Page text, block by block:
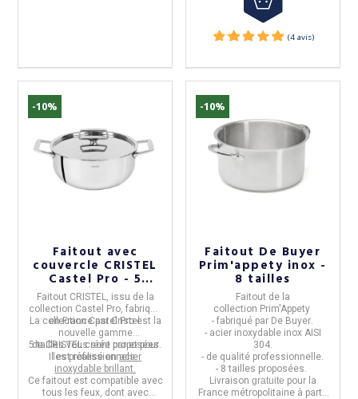
-10%
Faitout avec
couvercle CRISTEL
Castel Pro - 5
tailles
Faitout CRISTEL, issu de la
collection Castel Pro, fabriqué
enFranceparCristel.
La collection Castel Pro est la
nouvelle gamme
deCRISTELcréée par et pour
les professionnels.
5 tailles vous sont proposées.
Il est réalisé enacier
inoxydable brillant.
Ce faitout est compatible avec
tous les feux, dont avec
-10%
Faitout De Buyer
Prim'appety inox -
8 tailles
Faitout de la
collection Prim'Appety
- fabriqué par De Buyer.
- acier inoxydable inoxAISI
304.
- de qualité professionnelle.
- 8 tailles proposées.
Livraison gratuite pour la
France métropolitaine à partir